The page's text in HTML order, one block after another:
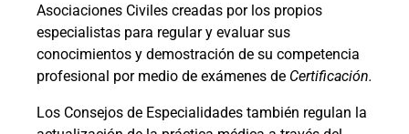
Asociaciones Civiles creadas por los propios
especialistas para regular y evaluar sus
conocimientos y demostración de su competencia
profesional por medio de exámenes de Certificación.
Los Consejos de Especialidades también regulan la